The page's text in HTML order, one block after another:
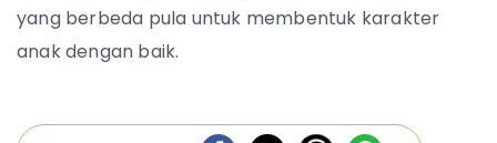
yang berbeda pula untuk membentuk karakter
anak dengan baik.